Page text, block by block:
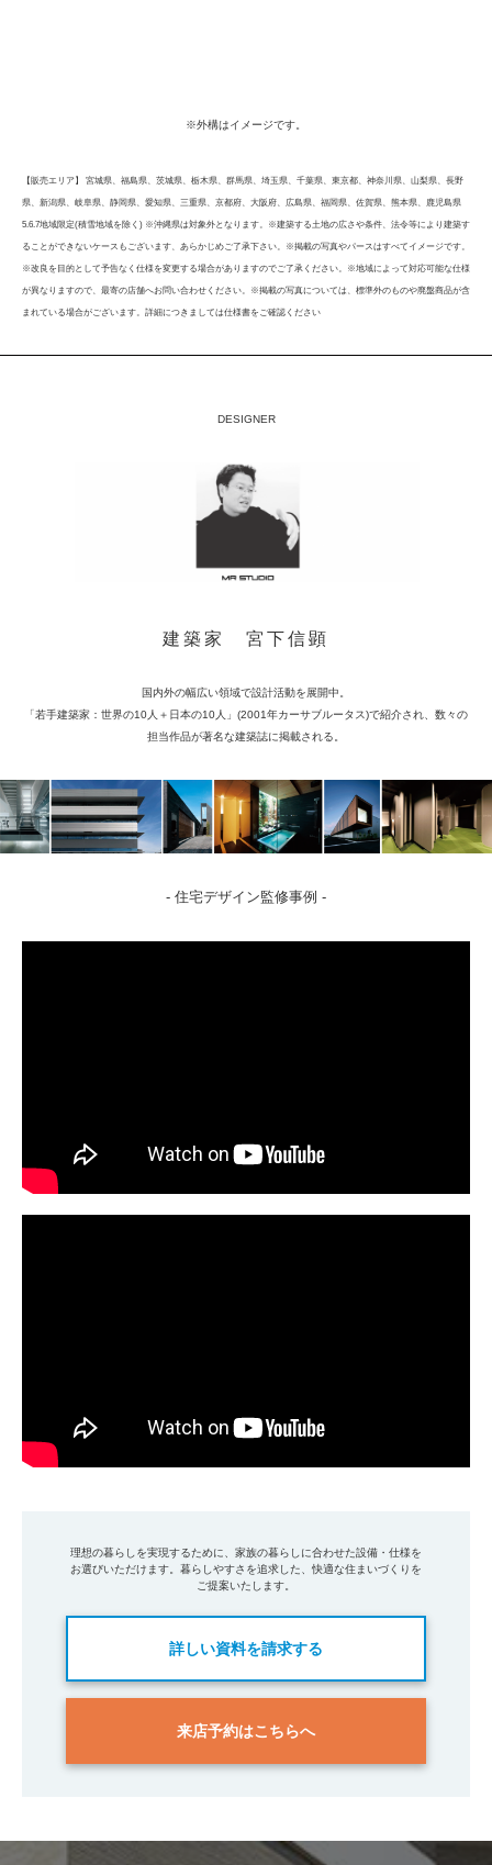
※外構はイメージです。
【販売エリア】 宮城県、福島県、茨城県、栃木県、群馬県、埼玉県、千葉県、東京都、神奈川県、山梨県、長野
県、新潟県、岐阜県、静岡県、愛知県、三重県、京都府、大阪府、広島県、福岡県、佐賀県、熊本県、鹿児島県
5.6.7地域限定(積雪地域を除く) ※沖縄県は対象外となります。※建築する土地の広さや条件、法令等により建築す
ることができないケースもございます、あらかじめご了承下さい。※掲載の写真やパースはすべてイメージです。
※改良を目的として予告なく仕様を変更する場合がありますのでご了承ください。※地域によって対応可能な仕様
が異なりますので、最寄の店舗へお問い合わせください。※掲載の写真については、標準外のものや廃盤商品が含
まれている場合がございます。詳細につきましては仕様書をご確認ください
DESIGNER
建築家 宮下信顕
国内外の幅広い領域で設計活動を展開中。
「若手建築家：世界の10人＋日本の10人」(2001年カーサブルータス)で紹介され、数々の
担当作品が著名な建築誌に掲載される。
- 住宅デザイン監修事例 -
理想の暮らしを実現するために、家族の暮らしに合わせた設備・仕様を
お選びいただけます。暮らしやすさを追求した、快適な住まいづくりを
ご提案いたします。
詳しい資料を請求する
来店予約はこちらへ